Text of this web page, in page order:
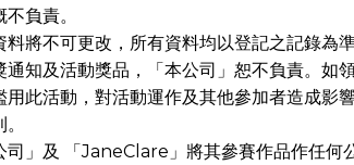
負責。
料將不可更改，所有資料均以登記之記錄為
知及活動獎品，「本公司」恕不負責。如
用此活動，對活動運作及其他參加者造成
司」及 「JaneClare」將其參賽作品作任